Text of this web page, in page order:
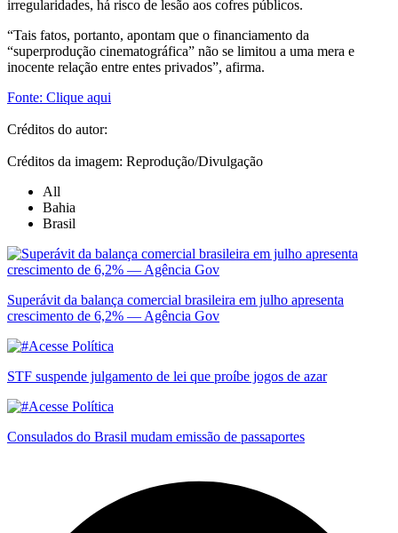
irregularidades, há risco de lesão aos cofres públicos.
“Tais fatos, portanto, apontam que o financiamento da
“superprodução cinematográfica” não se limitou a uma mera e
inocente relação entre entes privados”, afirma.
Fonte: Clique aqui
Créditos do autor:
Créditos da imagem: Reprodução/Divulgação
All
Bahia
Brasil
Superávit da balança comercial brasileira em julho apresenta
crescimento de 6,2% — Agência Gov
STF suspende julgamento de lei que proíbe jogos de azar
Consulados do Brasil mudam emissão de passaportes